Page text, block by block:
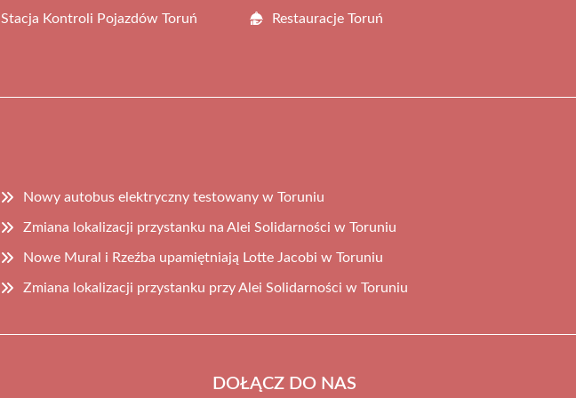
Stacja Kontroli Pojazdów Toruń Restauracje Toruń
Nowy autobus elektryczny testowany w Toruniu
Zmiana lokalizacji przystanku na Alei Solidarności w Toruniu
Nowe Mural i Rzeźba upamiętniają Lotte Jacobi w Toruniu
Zmiana lokalizacji przystanku przy Alei Solidarności w Toruniu
DOŁĄCZ DO NAS